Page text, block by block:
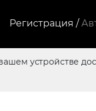
Регистрация /
устройстве